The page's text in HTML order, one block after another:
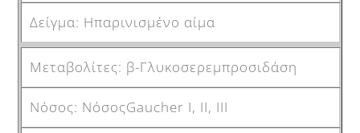
Ηπαρινισμένο αίμα
β-Γλυκοσερεμπροσιδάση
ΝόσοςGaucher I, II, III